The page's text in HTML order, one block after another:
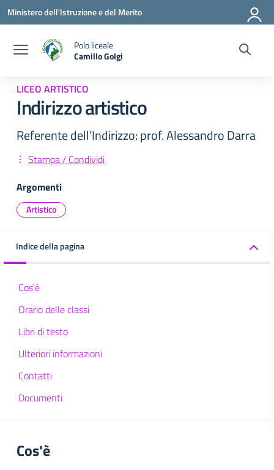
Vai ai contenuti
Vai al menu di navigazione
Vai al footer
Ministero dell'Istruzione e del Merito
Polo liceale
Camillo Golgi
— Visita la pagina iniziale della scuola
LICEO ARTISTICO
Indirizzo artistico
Referente dell’Indirizzo: prof. Alessandro Darra
Stampa / Condividi
Argomenti
Artistico
Indice della pagina
Cos'è
Orario delle classi
Libri di testo
Ulteriori informazioni
Contatti
Documenti
Cos'è